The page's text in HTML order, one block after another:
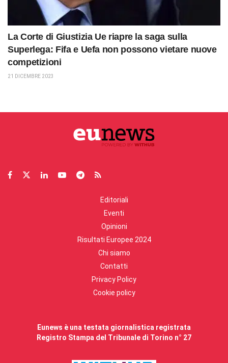
La Corte di Giustizia Ue riapre la saga sulla
Superlega: Fifa e Uefa non possono vietare nuove
competizioni
21 DICEMBRE 2023
Editoriali
Eventi
Opinioni
Risultati Europee 2024
Chi siamo
Contatti
Privacy Policy
Cookie policy
Eunews è una testata giornalistica registrata
Registro Stampa del Tribunale di Torino n° 27